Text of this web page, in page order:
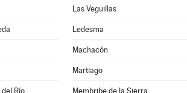
Las Veguillas
Ledesma
Machacón
Martiago
del Río Membribe de la Sierra